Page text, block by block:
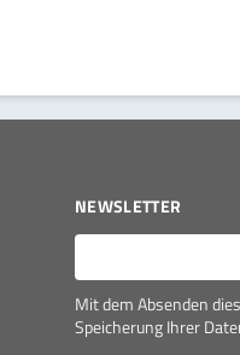
NEWSLETTER
E-Mail*
Mit dem Absenden
Speicherung Ihrer